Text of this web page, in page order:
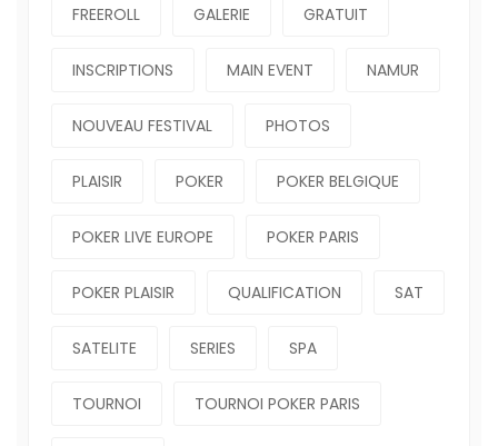
FREEROLL GALERIE GRATUIT
INSCRIPTIONS MAIN EVENT NAMUR
NOUVEAU FESTIVAL PHOTOS
PLAISIR POKER POKER BELGIQUE
POKER LIVE EUROPE POKER PARIS
POKER PLAISIR QUALIFICATION SAT
SATELITE SERIES SPA
TOURNOI TOURNOI POKER PARIS